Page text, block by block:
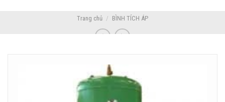
Trang chủ / BÌNH TÍCH ÁP